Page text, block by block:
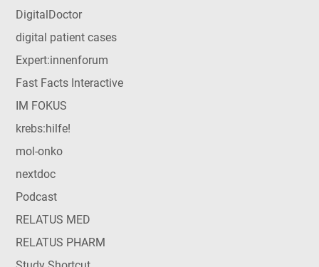
DigitalDoctor
digital patient cases
Expert:innenforum
Fast Facts Interactive
IM FOKUS
krebs:hilfe!
mol-onko
nextdoc
Podcast
RELATUS MED
RELATUS PHARM